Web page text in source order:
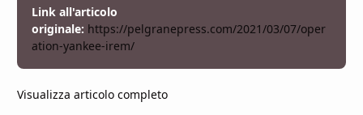
Link all'articolo
originale: https://pelgranepress.com/2021/03/07/oper
ation-yankee-irem/
Visualizza articolo completo